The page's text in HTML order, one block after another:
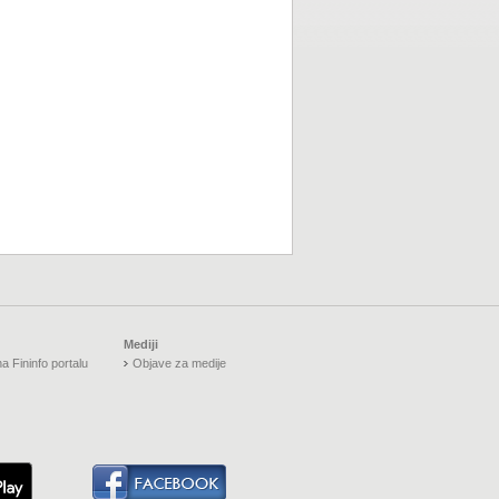
Fininfo portalu
Mediji
Objave za medije